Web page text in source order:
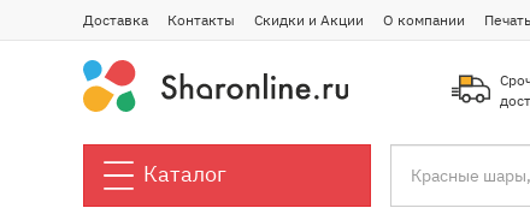
Доставка Контакты Скидки и Акции О компании
Каталог